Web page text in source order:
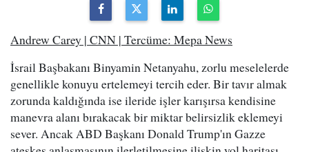
Andrew Carey | CNN | Tercüme: Mepa News
İsrail Başbakanı Binyamin Netanyahu, zorlu meselelerde
genellikle konuyu ertelemeyi tercih eder. Bir tavır almak
zorunda kaldığında ise ileride işler karışırsa kendisine
manevra alanı bırakacak bir miktar belirsizlik eklemeyi
sever. Ancak ABD Başkanı Donald Trump'ın Gazze